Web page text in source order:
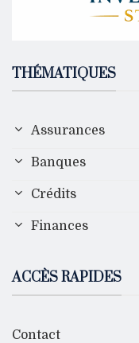
THÉMATIQUES
Assurances
Banques
Crédits
Finances
ACCÈS RAPIDES
Contact